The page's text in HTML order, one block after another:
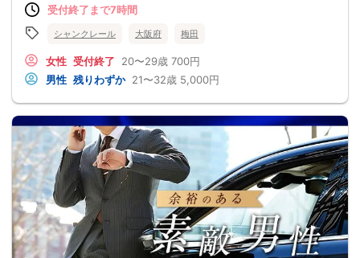
受付終了まで7時間
シャンクレール 大阪府 梅田
女性 受付終了 20〜29歳 700円
男性 残りわずか 21〜32歳 5,000円